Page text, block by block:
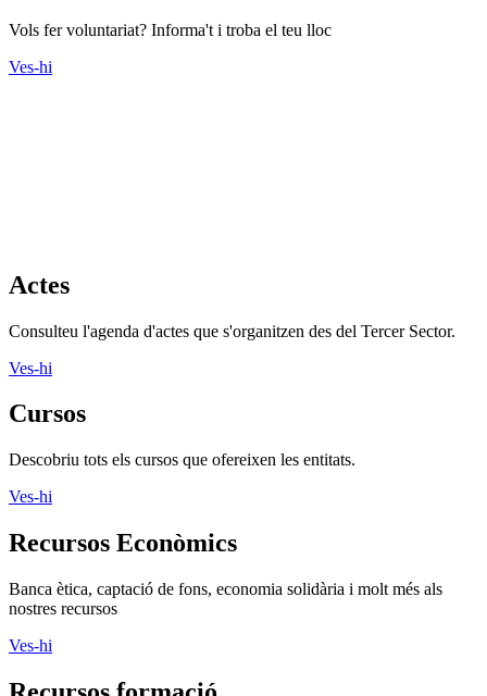
Vols fer voluntariat? Informa't i troba el teu lloc
Ves-hi
Actes
Consulteu l'agenda d'actes que s'organitzen des del Tercer Sector.
Ves-hi
Cursos
Descobriu tots els cursos que ofereixen les entitats.
Ves-hi
Recursos Econòmics
Banca ètica, captació de fons, economia solidària i molt més als
nostres recursos
Ves-hi